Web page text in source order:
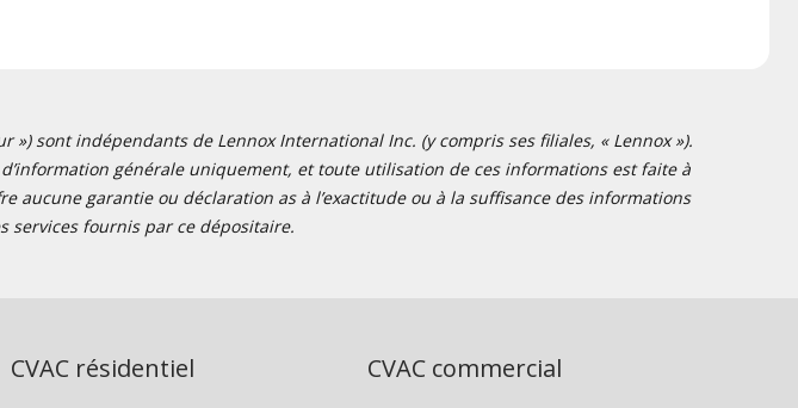
sont indépendants de Lennox International Inc. (y compris ses filiales, « Lennox »).
générale uniquement, et toute utilisation de ces informations est faite à
aucune garantie ou déclaration as à l’exactitude ou à la suffisance des informations
services fournis par ce dépositaire.
CVAC résidentiel CVAC commercial